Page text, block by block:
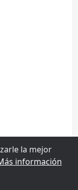
la mejor
información